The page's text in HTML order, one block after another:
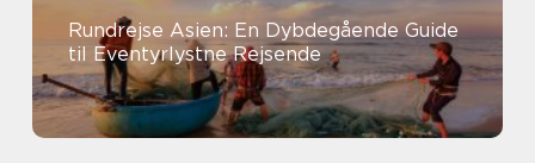
Rundrejse Asien: En Dybdegående Guide
til Eventyrlystne Rejsende